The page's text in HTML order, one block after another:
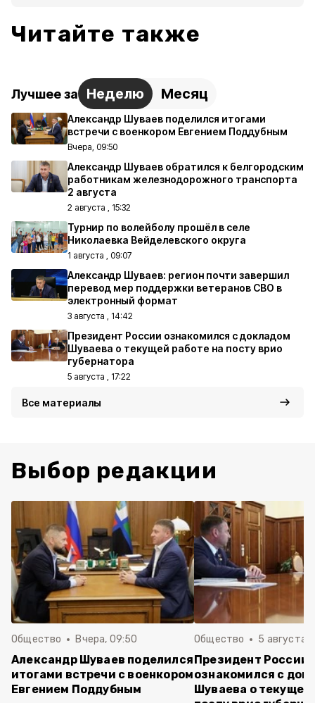
Читайте также
Лучшее за Неделю Месяц
Александр Шуваев поделился итогами
встречи с военкором Евгением Поддубным
Вчера, 09:50
Александр Шуваев обратился к белгородским
работникам железнодорожного транспорта
2 августа
2 августа , 15:32
Турнир по волейболу прошёл в селе
Николаевка Вейделевского округа
1 августа , 09:07
Александр Шуваев: регион почти завершил
перевод мер поддержки ветеранов СВО в
электронный формат
3 августа , 14:42
Президент России ознакомился с докладом
Шуваева о текущей работе на посту врио
губернатора
5 августа , 17:22
Все материалы
Выбор редакции
Общество Вчера, 09:50
Александр Шуваев поделился
итогами встречи с военкором
Евгением Поддубным
Общество 5 августа ,
Президент России
ознакомился с
Шуваева о текущей